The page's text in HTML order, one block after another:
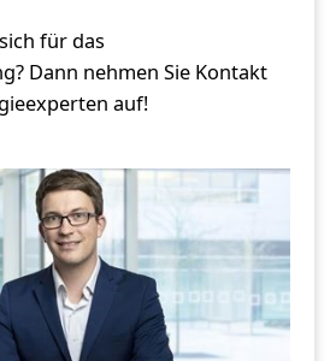
für das
Dann nehmen Sie Kontakt
auf!